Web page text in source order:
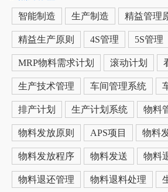
智能制造 生产制造 精益管理
精益生产原则 4S管理 5S管理
MRP物料需求计划 滚动计划
生产技术管理 车间管理系统
排产计划 生产计划系统 物料
物料发放原则 APS项目 物料
物料发放程序 物料发送 物料
物料退还管理 物料退料处理